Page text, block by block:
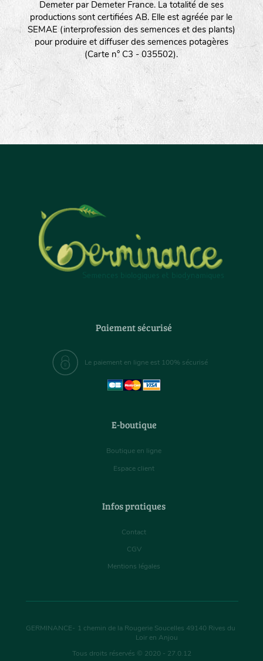
Demeter par Demeter France. La totalité de ses
productions sont certifiées AB. Elle est agréée par le
SEMAE (interprofession des semences et des plants)
pour produire et diffuser des semences potagères
(Carte n° C3 - 035502).
Paiement sécurisé
Le paiement en ligne est 100% sécurisé
E-boutique
Boutique en ligne
Espace client
Infos pratiques
Contact
CGV
Mentions légales
GERMINANCE- 1 chemin de la Rougerie Soucelles 49140 Rives du
Loir en Anjou
Tous droits réservés © 2020 - 27.0.12